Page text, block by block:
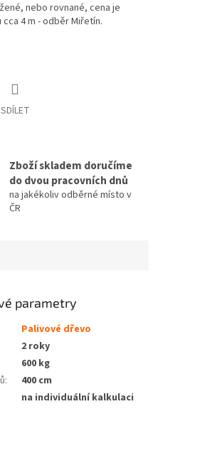
nebo rovnané, cena je
cca 4 m - odběrMiřetín.
SDÍLET
Zboží skladem doručíme
do dvou pracovních dnů
na jakékoliv odběrné místo v
ČR
parametry
Palivové dřevo
2 roky
600 kg
:
400 cm
na individuální kalkulaci